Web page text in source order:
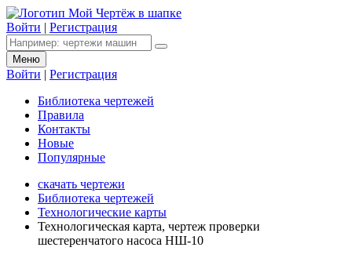
Войти | Регистрация
Меню
Войти | Регистрация
Библиотека чертежей
Правила
Контакты
Новые
Популярные
скачать чертежи
Библиотека чертежей
Технологические карты
Технологическая карта, чертеж проверки
шестеренчатого насоса НШ-10